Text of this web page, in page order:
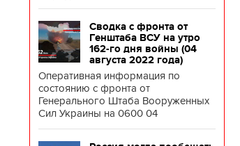
Сводка с фронта от
Генштаба ВСУ на утро
162-го дня войны (04
августа 2022 года)
Оперативная информация по
состоянию с фронта от
Генерального Штаба Вооруженных
Сил Украины на 0600 04